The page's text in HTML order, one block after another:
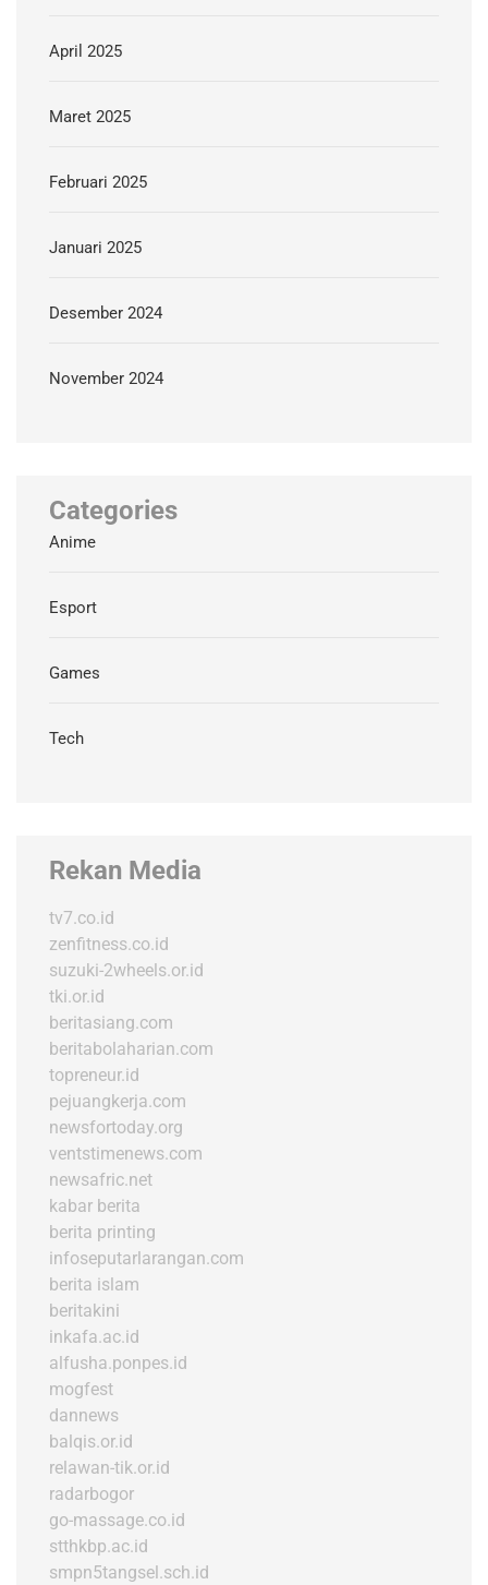
April 2025
Maret 2025
Februari 2025
Januari 2025
Desember 2024
November 2024
Categories
Anime
Esport
Games
Tech
Rekan Media
tv7.co.id
zenfitness.co.id
suzuki-2wheels.or.id
tki.or.id
beritasiang.com
beritabolaharian.com
topreneur.id
pejuangkerja.com
newsfortoday.org
ventstimenews.com
newsafric.net
kabar berita
berita printing
infoseputarlarangan.com
berita islam
beritakini
inkafa.ac.id
alfusha.ponpes.id
mogfest
dannews
balqis.or.id
relawan-tik.or.id
radarbogor
go-massage.co.id
stthkbp.ac.id
smpn5tangsel.sch.id